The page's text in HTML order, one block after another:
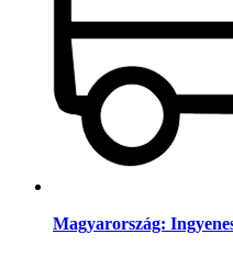
Magyarország: